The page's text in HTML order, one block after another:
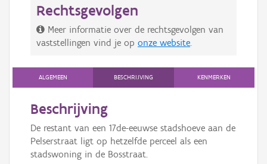
Rechtsgevolgen
Meer informatie over de rechtsgevolgen van
vaststellingen vind je op onze website
ALGEMEEN BESCHRIJVING KENMERKEN
Beschrijving
De restant van een 17de-eeuwse stadshoeve aan de
Pelserstraat ligt op hetzelfde perceel als een
stadswoning in de Bosstraat.